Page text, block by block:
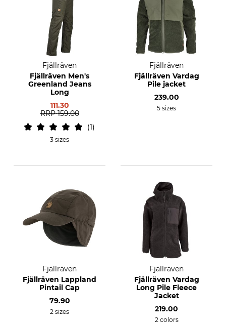
Fjällräven
Fjällräven Men's
Greenland Jeans
Long
111.30
RRP 159.00
1
3 sizes
Fjällräven
Fjällräven Vardag
Pile jacket
239.00
5 sizes
Fjällräven
Fjällräven Lappland
Pintail Cap
79.90
2 sizes
Fjällräven
Fjällräven Vardag
Long Pile Fleece
Jacket
219.00
2 colors